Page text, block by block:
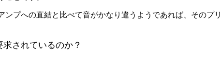
ンプへの直結と比べて音がかなり違うようであれば、そのプ
されているのか？